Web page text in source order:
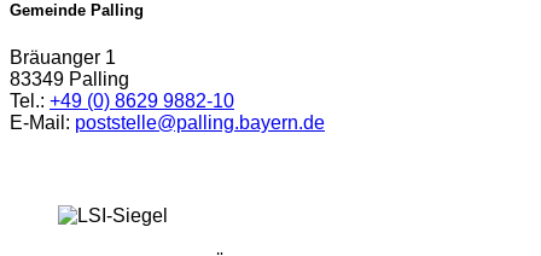
Gemeinde Palling
Bräuanger 1
83349 Palling
Tel.: +49 (0) 8629 9882-10
E-Mail: poststelle@palling.bayern.de